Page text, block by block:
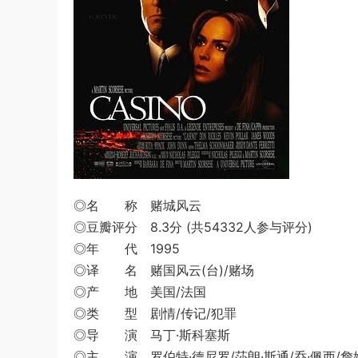
◎名 称 赌城风云
◎豆瓣评分 8.3分 (共54332人参与评分)
◎年 代 1995
◎译 名 赌国风云(台)/赌场
◎产 地 美国/法国
◎类 型 剧情/传记/犯罪
◎导 演 马丁·斯科塞斯